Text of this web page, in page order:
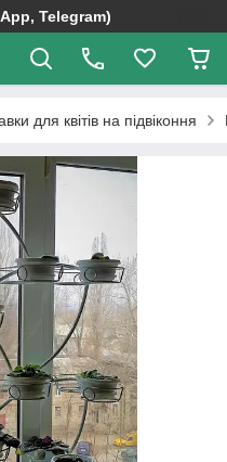
Telegram)
для квітів на підвіконня